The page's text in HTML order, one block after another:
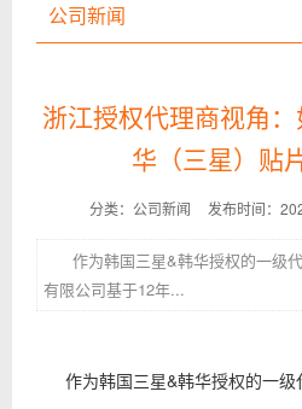
公司新闻
浙江授权代理商视角
华（三星）贴
分类：公司新闻 发布时间：
作为韩国三星&韩华授权的一级
有限公司基于12年...
作为韩国三星&韩华授权的一